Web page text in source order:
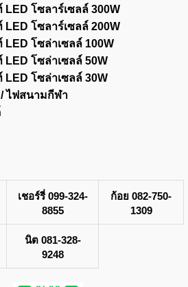
LED โซลาร์เซลล์ 300W
LED โซลาร์เซลล์ 200W
LED โซล่าเซลล์ 100W
LED โซล่าเซลล์ 50W
LED โซล่าเซลล์ 30W
ไฟสนามกีฬา
เชอร์รี่ 099-324-
8855
ก้อย 082-750-
1309
นิต 081-328-
9248